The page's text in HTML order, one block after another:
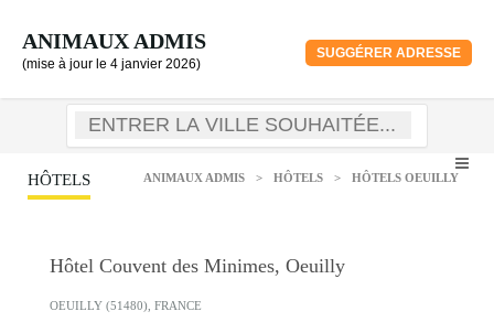
ANIMAUX ADMIS
(mise à jour le 4 janvier 2026)
SUGGÉRER ADRESSE
HÔTELS ANIMAUX ADMIS > HÔTELS > HÔTELS OEUILLY
Hôtel Couvent des Minimes, Oeuilly
OEUILLY (51480), FRANCE